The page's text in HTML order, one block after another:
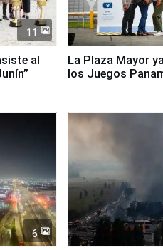
11
al
La Plaza Mayor
los Juegos
6